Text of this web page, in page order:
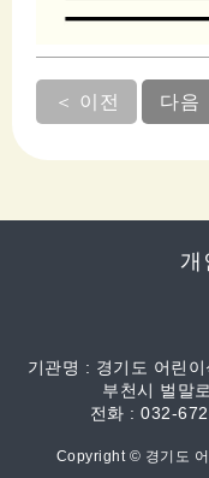
＜ 이전 다음
개
기관명 : 경기도 어린
부천시 벌말
전화 : 032-
Copyright © 경기도